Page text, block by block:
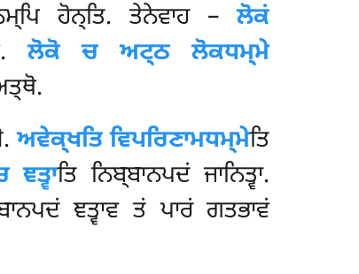
ਹੋਨ੍ਤਿ. ਤੇਨੇਵਾਹ –ਲੋਕਂ
ਲੋਕੋ ਚ ਅਟ੍ਠ ਲੋਕਧਮ੍ਮੇ
ਅਵੇਕ੍ਖਤਿ ਵਿਪਰਿਣਾਮਧਮ੍ਮੇਤਿ
ਤਿ ਨਿਬ੍ਬਾਨਪਦਂ ਜਾਨਿਤ੍ਵਾ.
ਞਤ੍ਵਾਵ ਤਂ ਪਾਰਂ ਗਤਭਾਵਂ